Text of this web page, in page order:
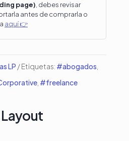
page) , debes revisar
antes de comprarla o
aquí 👉
LP Etiquetas: #abogados
, #freelance